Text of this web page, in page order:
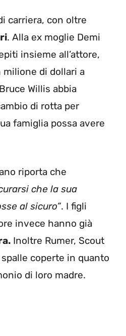
carriera, con oltre
. Alla ex moglie Demi
insieme all’attore,
di dollari a
Willis abbia
di rotta per
famiglia possa avere
riporta che
che la sua
al sicuro”. I figli
invece hanno già
Inoltre Rumer, Scout
coperte in quanto
di loro madre.